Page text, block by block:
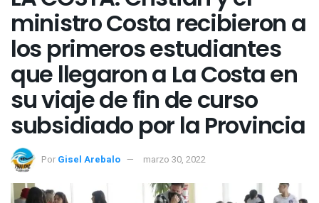
ministro Costa recibieron a
los primeros estudiantes
que llegaron a La Costa en
su viaje de fin de curso
subsidiado por la Provincia
Por Gisel Arebalo marzo 30, 2022